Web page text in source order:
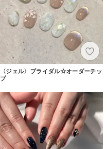
〈ジェル〉ブライダル☆オーダーチッ
プ